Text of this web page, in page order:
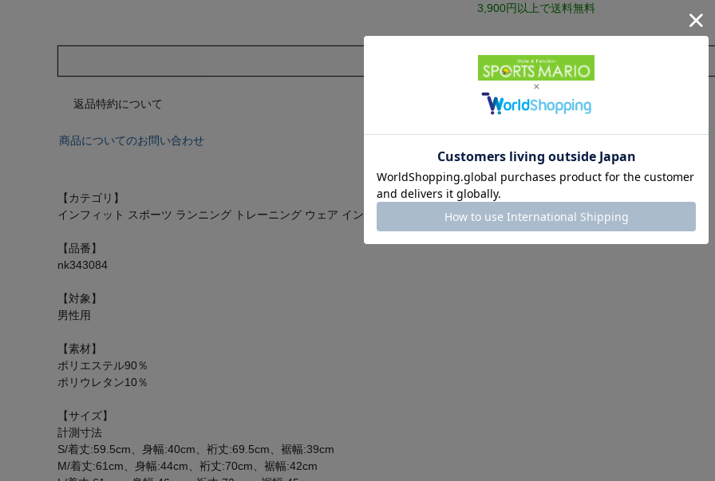
3,900円以上で送料無料
取扱店舗一覧
返品特約について
商品についてのお問い合わせ
【カテゴリ】
インフィット スポーツ ランニング トレーニング ウェア インナー アンダーシャツ コンプレッション
【品番】
nk343084
【対象】
男性用
【素材】
ポリエステル90％
ポリウレタン10％
【サイズ】
計測寸法
S/着丈:59.5cm、身幅:40cm、裄丈:69.5cm、裾幅:39cm
M/着丈:61cm、身幅:44cm、裄丈:70cm、裾幅:42cm